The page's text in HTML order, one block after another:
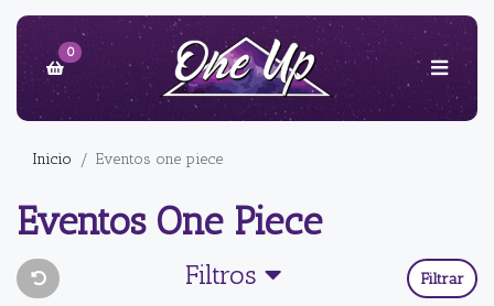
0
Inicio Eventos one piece
Eventos One Piece
Filtros Filtrar